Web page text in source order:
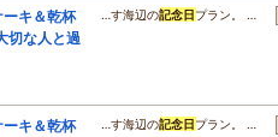
ーキ＆乾杯
切な人と過
…す海辺の記念日 プラン。 …
ーキ＆乾杯
…す海辺の記念日 プラン。 …